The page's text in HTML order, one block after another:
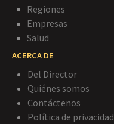
Regiones
Empresas
Salud
ACERCA DE
Del Director
Quiénes somos
Contáctenos
Política de privacidad